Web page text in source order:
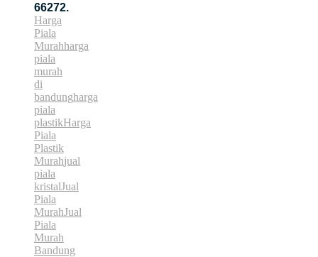
66272.
Harga
Piala
Murahharga
piala
murah
di
bandungharga
piala
plastikHarga
Piala
Plastik
Murahjual
piala
kristalJual
Piala
MurahJual
Piala
Murah
Bandung